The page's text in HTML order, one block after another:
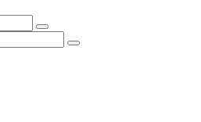
搜
索
搜